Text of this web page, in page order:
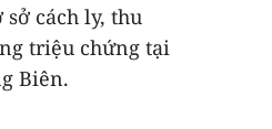
cách ly, thu
triệu chứng tại
Biên.